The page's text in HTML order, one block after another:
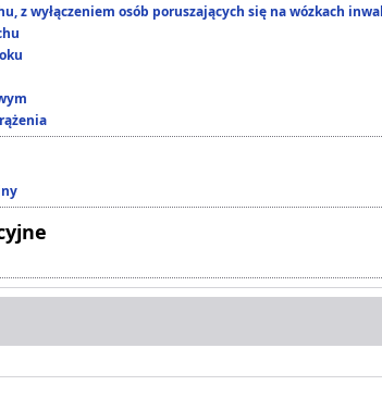
z wyłączeniem osób poruszających się na wózkach